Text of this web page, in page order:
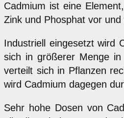
Cadmium ist eine
Zink und Phosphat vor
Industriell eingesetzt wird
sich in größerer Menge in
verteilt sich in Pflanzen
wird Cadmium dagegen
Sehr hohe Dosen von